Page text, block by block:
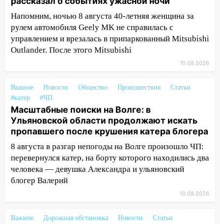
12:59 Губернатор Ульяновской области
выразил соболезнования в связи с
трагедией в Нижнекамске
12:53 Число погибших в Нижнекамске
выросло до 13 человек, среди них есть
12:46
Масштабные поиски на Волге: в
Ульяновской области продолжают
искать пропавшего после крушения
катера блогера
11:53 Стало известно о состоянии
девочки, которую зажало между
автомобилем и перилами во время
«пьяного» ДТП на Федерации
11:29
Сергей Клопков назначен
контроля администрации Ульяновска
Напомним, ночью 8 августа 40-летняя женщина за
рулем автомобиля Geely MK не справилась с
управлением и врезалась в припаркованный Mitsubishi
Outlander. После этого Mitsubishi
10.08.2026
Важное Новости Общество Происшествия
Статьи
#катер
#ЧП
Масштабные поиски на Волге: в
Ульяновской области продолжают искать
пропавшего после крушения катера блогера
8 августа в разгар непогоды на Волге произошло ЧП:
перевернулся катер, на борту которого находились два
человека — девушка Александра и ульяновский
блогер Валерий
10.08.2026
Важное Дорожная обстановка Новости
Статьи